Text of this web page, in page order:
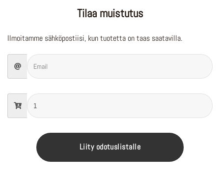
Tilaa muistutus
Ilmoitamme sähköpostiisi, kun tuotetta on taas saatavilla.
Liity odotuslistalle